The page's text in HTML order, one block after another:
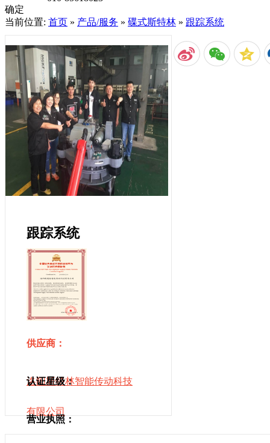
确定
当前位置: 首页 » 产品/服务 » 碟式斯特林 » 跟踪系统
跟踪系统
供应商：
洛阳斯特林智能传动科技
有限公司
认证星级：
营业执照：